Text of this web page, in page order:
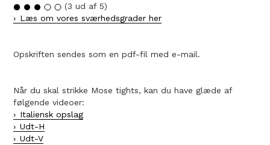
(3 ud af 5)
Læs om vores sværhedsgrader her
Opskriften sendes som en pdf-fil med e-mail.
Når du skal strikke Mose tights, kan du have glæde af
følgende videoer:
Italiensk opslag
Udt-H
Udt-V